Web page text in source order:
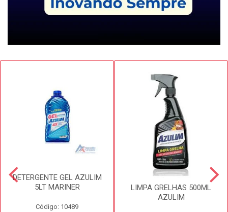
DETERGENTE GEL AZULIM
5LT MARINER
Código: 10489
LIMPA GRELHAS 500ML
AZULIM